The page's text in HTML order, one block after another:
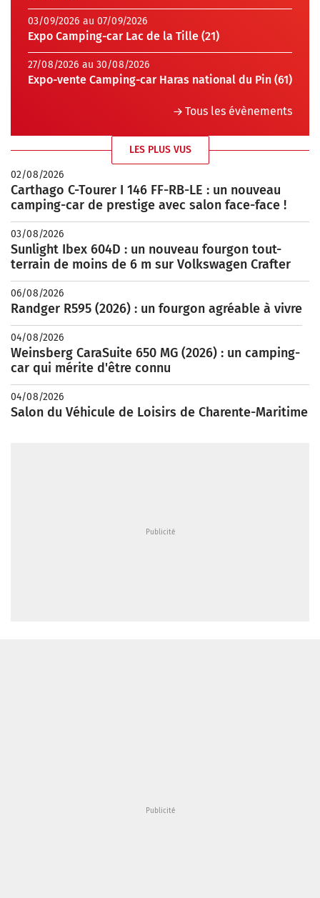
03/09/2026 au 07/09/2026
Expo Camping-car Lac de la Tille (21)
27/08/2026 au 30/08/2026
Expo-vente Camping-car Haras national du Pin (61)
Tous les évènements
LES PLUS VUS
02/08/2026
Carthago C-Tourer I 146 FF-RB-LE : un nouveau
camping-car de prestige avec salon face-face !
03/08/2026
Sunlight Ibex 604D : un nouveau fourgon tout-
terrain de moins de 6 m sur Volkswagen Crafter
06/08/2026
Randger R595 (2026) : un fourgon agréable à vivre
04/08/2026
Weinsberg CaraSuite 650 MG (2026) : un camping-
car qui mérite d'être connu
04/08/2026
Salon du Véhicule de Loisirs de Charente-Maritime